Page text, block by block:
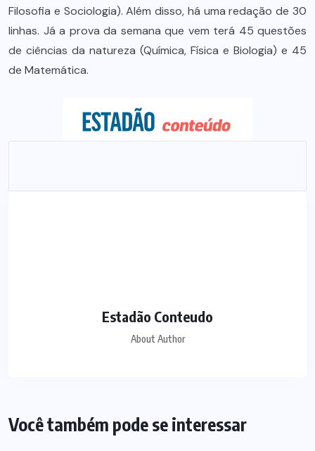
Filosofia e Sociologia). Além disso, há uma redação de 30
linhas. Já a prova da semana que vem terá 45 questões
de ciências da natureza (Química, Física e Biologia) e 45
de Matemática.
Estadão Conteudo
About Author
Você também pode se interessar